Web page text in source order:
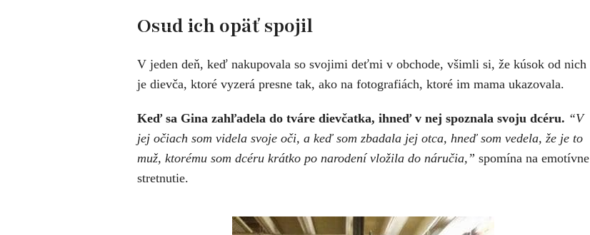
Osud ich opäť spojil
V jeden deň, keď nakupovala so svojimi deťmi v obchode, všimli si, že kúsok od nich
je dievča, ktoré vyzerá presne tak, ako na fotografiách, ktoré im mama ukazovala.
Keď sa Gina zahľadela do tváre dievčatka, ihneď v nej spoznala svoju dcéru. “V
jej očiach som videla svoje oči, a keď som zbadala jej otca, hneď som vedela, že je to
muž, ktorému som dcéru krátko po narodení vložila do náručia,” spomína na emotívne
stretnutie.